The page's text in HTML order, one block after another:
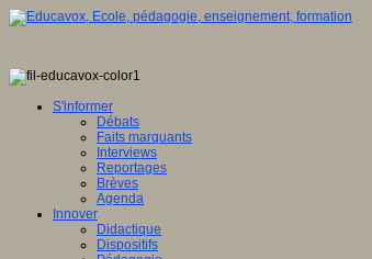
S'informer
Débats
Faits marquants
Interviews
Reportages
Brèves
Agenda
Innover
Didactique
Dispositifs